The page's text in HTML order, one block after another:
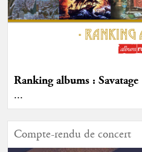
Ranking albums : Savatage
...
Compte-rendu de concert